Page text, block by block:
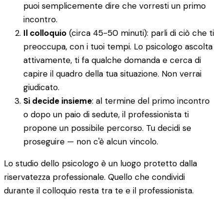
puoi semplicemente dire che vorresti un primo
incontro.
Il colloquio (circa 45-50 minuti): parli di ciò che ti
preoccupa, con i tuoi tempi. Lo psicologo ascolta
attivamente, ti fa qualche domanda e cerca di
capire il quadro della tua situazione. Non verrai
giudicato.
Si decide insieme: al termine del primo incontro
o dopo un paio di sedute, il professionista ti
propone un possibile percorso. Tu decidi se
proseguire — non c'è alcun vincolo.
Lo studio dello psicologo è un luogo protetto dalla
riservatezza professionale. Quello che condividi
durante il colloquio resta tra te e il professionista.